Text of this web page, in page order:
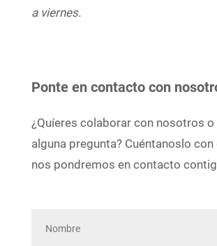
a viernes.
Ponte en contacto con
¿Quíeres colaborar con nosotros o
alguna pregunta? Cuéntanoslo con
nos pondremos en contacto